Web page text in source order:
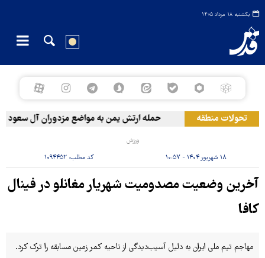
یکشنبه ۱۸ مرداد ۱۴۰۵
تحولات منطقه حمله ارتش یمن به مواضع مزدوران آل سعود
ورزش
۱۸ شهریور ۱۴۰۴ - ۱۰:۵۷ کد مطلب: ۱۰۹۴۴۵۲
آخرین وضعیت مصدومیت شهریار مغانلو در فینال
کافا
مهاجم تیم ملی ایران به دلیل آسیب‌دیدگی از ناحیه کمر زمین مسابقه را ترک کرد.